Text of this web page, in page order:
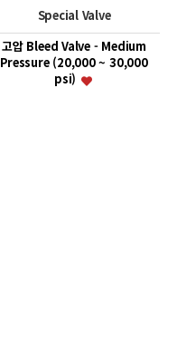
Special Valve
고압 Bleed Valve - Medium
Pressure (20,000 ~ 30,000
psi)